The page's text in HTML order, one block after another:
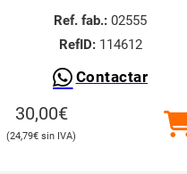
Ref. fab.: 02555
RefID:114612
Contactar
30,00€
24,79€